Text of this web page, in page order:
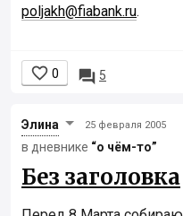
poljakh@fiabank.ru.
 0  5
Элинa 25 февраля 2005
в дневнике “о чём-то”
Без заголовка